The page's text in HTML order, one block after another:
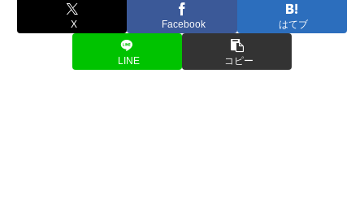
X Facebook はてブ
LINE コピー